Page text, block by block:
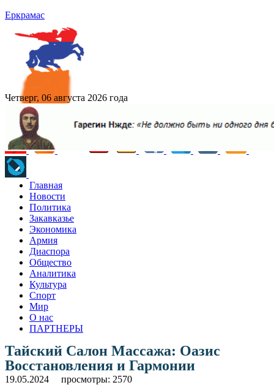
Еркрамас
Четверг, 06 августа 2026 года
Главная
Новости
Политика
Закавказье
Экономика
Армия
Диаспора
Общество
Аналитика
Культура
Спорт
Мир
О нас
ПАРТНЕРЫ
Тайский Салон Массажа: Оазис
Восстановления и Гармонии
19.05.2024 просмотры: 2570